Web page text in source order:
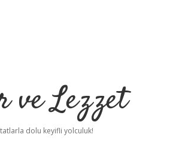
ve Lezzet
dolu keyifli yolculuk!